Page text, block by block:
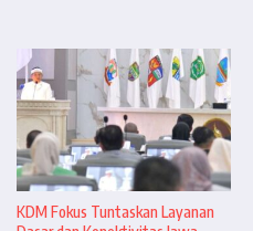
KDM Fokus Tuntaskan Layanan